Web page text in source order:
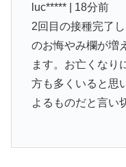
luc***** | 18分前
2回目の接種完了
のお悔やみ欄が増
ます。お亡くなり
方も多くいると思
よるものだと言い